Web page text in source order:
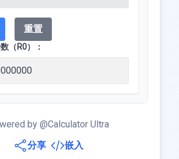
重置
（R0）：
by @Calculator Ultra
分享
嵌入